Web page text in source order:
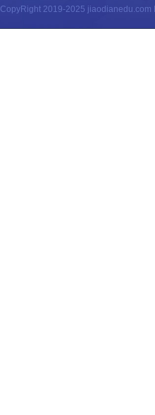
CopyRight 2019-2025 jiaodianedu.com